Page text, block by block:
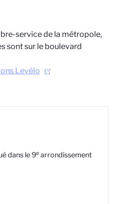
service de la métropole,
sont sur le boulevard
Levélo
dans le 9e arrondissement